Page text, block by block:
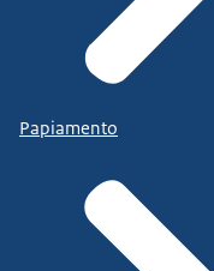
Papiamento